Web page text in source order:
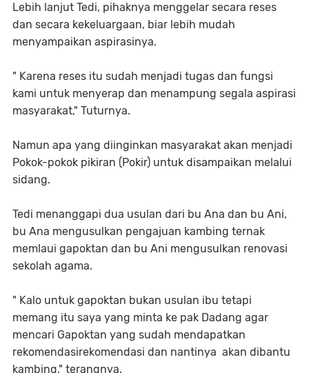
Lebih lanjut Tedi, pihaknya menggelar secara reses
dan secara kekeluargaan, biar lebih mudah
menyampaikan aspirasinya.
" Karena reses itu sudah menjadi tugas dan fungsi
kami untuk menyerap dan menampung segala aspirasi
masyarakat," Tuturnya.
Namun apa yang diinginkan masyarakat akan menjadi
Pokok-pokok pikiran (Pokir) untuk disampaikan melalui
sidang.
Tedi menanggapi dua usulan dari bu Ana dan bu Ani,
bu Ana mengusulkan pengajuan kambing ternak
memlaui gapoktan dan bu Ani mengusulkan renovasi
sekolah agama.
" Kalo untuk gapoktan bukan usulan ibu tetapi
memang itu saya yang minta ke pak Dadang agar
mencari Gapoktan yang sudah mendapatkan
rekomendasirekomendasi dan nantinya akan dibantu
kambing," terangnya.